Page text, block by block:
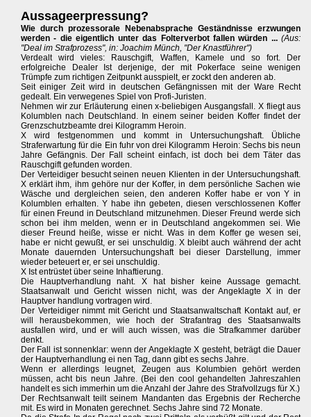
Aussageerpressung?
Wie durch prozessorale Nebenabsprache Geständnisse erzwungen
werden - die eigentlich unter das Folterverbot fallen würden ... (Aus:
"Deal im Strafprozess", in: Joachim Münch, "Der Knastführer")
Verdealt wird vieles: Rauschgift, Waffen, Kamele und so fort. Der
erfolgreiche Dealer Ist derjenige, der mit Pokerface seine wenigen
Trümpfe zum richtigen Zeitpunkt ausspielt, er zockt den anderen ab.
Seit einiger Zeit wird in deutschen Gefängnissen mit der Ware Recht
gedealt. Ein verwegenes Spiel von Profi-Juristen.
Nehmen wir zur Erläuterung einen x-beliebigen Ausgangsfall. X fliegt aus
Kolumblen nach Deutschland. In einem seiner beiden Koffer findet der
Grenzschutzbeamte drei Kilogramm Heroin.
X wird festgenommen und kommt in Untersuchungshaft. Übliche
Straferwartung für die Ein fuhr von drei Kilogramm Heroin: Sechs bis neun
Jahre Gefängnis. Der Fall scheint einfach, ist doch bei dem Täter das
Rauschgift gefunden worden.
Der Verteidiger besucht seinen neuen Klienten in der Untersuchungshaft.
X erklärt ihm, ihm gehöre nur der Koffer, in dem persönliche Sachen wie
Wäsche und dergleichen seien, den anderen Koffer habe er von Y in
Kolumblen erhalten. Y habe ihn gebeten, diesen verschlossenen Koffer
für einen Freund in Deutschland mitzunehmen. Dieser Freund werde sich
schon bei ihm melden, wenn er in Deutschland angekommen sei. Wie
dieser Freund heiße, wisse er nicht. Was in dem Koffer ge wesen sei,
habe er nicht gewußt, er sei unschuldig. X bleibt auch während der acht
Monate dauernden Untersuchungshaft bei dieser Darstellung, immer
wieder beteuert er, er sei unschuldig.
X Ist entrüstet über seine Inhaftierung.
Die Hauptverhandlung naht. X hat bisher keine Aussage gemacht.
Staatsanwalt und Gericht wissen nicht, was der Angeklagte X in der
Hauptver handlung vortragen wird.
Der Verteidiger nimmt mit Gericht und Staatsanwaltschaft Kontakt auf, er
will herausbekommen, wie hoch der Strafantrag des Staatsanwalts
ausfallen wird, und er will auch wissen, was die Strafkammer darüber
denkt.
Der Fall ist sonnenklar: wenn der Angeklagte X gesteht, beträgt die Dauer
der Hauptverhandlung ei nen Tag, dann gibt es sechs Jahre.
Wenn er allerdings leugnet, Zeugen aus Kolumbien gehört werden
müssen, acht bis neun Jahre. (Bei den cool gehandelten Jahreszahlen
handelt es sich immerhin um die Anzahl der Jahre des Strafvollzugs für X.)
Der Rechtsanwalt teilt seinem Mandanten das Ergebnis der Recherche
mit. Es wird in Monaten gerechnet. Sechs Jahre sind 72 Monate.